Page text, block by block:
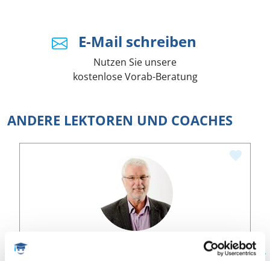
E-Mail schreiben
Nutzen Sie unsere
kostenlose Vorab-Beratung
ANDERE LEKTOREN UND COACHES